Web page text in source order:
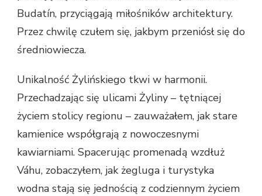
Budatín, przyciągają miłośników architektury.
Przez chwilę czułem się, jakbym przeniósł się do
średniowiecza.
Unikalność Żylińskiego tkwi w harmonii.
Przechadzając się ulicami Żyliny – tętniącej
życiem stolicy regionu – zauważałem, jak stare
kamienice współgrają z nowoczesnymi
kawiarniami. Spacerując promenadą wzdłuż
Váhu, zobaczyłem, jak żegluga i turystyka
wodna stają się jednością z codziennym życiem